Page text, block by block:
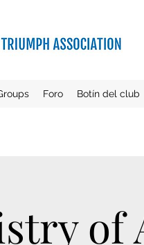
Foro Botín del club
of